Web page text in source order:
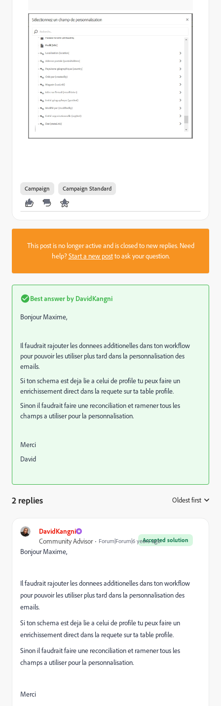
Campaign Campaign Standard
This post is no longer active and is closed to new replies. Need
help?Start a new postto ask your question.
Best answer by DavidKangni
Bonjour Maxime,
Il faudrait rajouter les donnees additionelles dans ton workflow
pour pouvoir les utiliser plus tard dans la personnalisation des
emails.
Si ton schema est deja lie a celui de profile tu peux faire un
enrichissement direct dans la requete sur ta table profile.
Sinon il faudrait faire une reconciliation et ramener tous les
champs a utiliser pour la personnalisation.
Merci
David
2 replies Oldest first
DavidKangni
Accepted solution
Community Advisor Forum|Forum|6 years ago
Bonjour Maxime,
Il faudrait rajouter les donnees additionelles dans ton workflow
pour pouvoir les utiliser plus tard dans la personnalisation des
emails.
Si ton schema est deja lie a celui de profile tu peux faire un
enrichissement direct dans la requete sur ta table profile.
Sinon il faudrait faire une reconciliation et ramener tous les
champs a utiliser pour la personnalisation.
Merci